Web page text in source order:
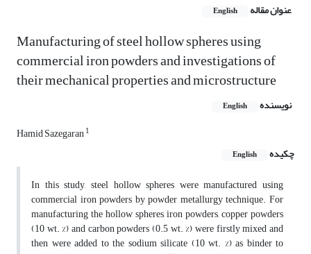
عنوان مقاله English
Manufacturing of steel hollow spheres using
commercial iron powders and investigations of
their mechanical properties and microstructure
نویسنده English
Hamid Sazegaran1
چکیده English
In this study, steel hollow spheres were manufactured using
commercial iron powders by powder metallurgy technique. For
manufacturing the hollow spheres, iron powders, copper powders
(10 wt. %) and carbon powders (0.5 wt. %) were firstly mixed and
then were added to the sodium silicate (10 wt. %) as binder to